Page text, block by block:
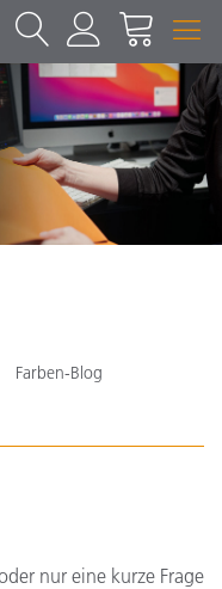
Farben-Blog
nur eine kurze Frage